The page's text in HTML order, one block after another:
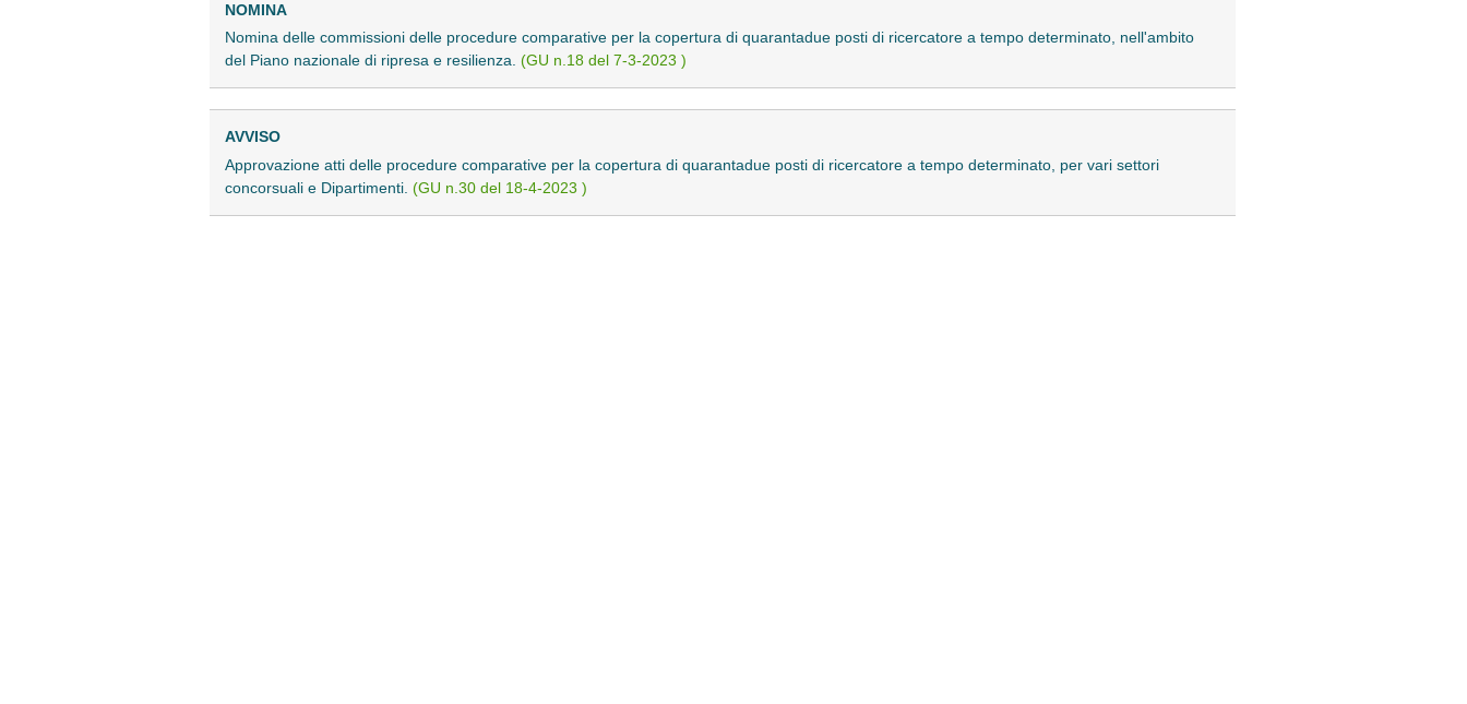
NOMINA
Nomina delle commissioni delle procedure comparative per la copertura di quarantadue posti di ricercatore a tempo determinato, nell'ambito
del Piano nazionale di ripresa e resilienza. (GU n.18 del 7-3-2023 )
AVVISO
Approvazione atti delle procedure comparative per la copertura di quarantadue posti di ricercatore a tempo determinato, per vari settori
concorsuali e Dipartimenti. (GU n.30 del 18-4-2023 )